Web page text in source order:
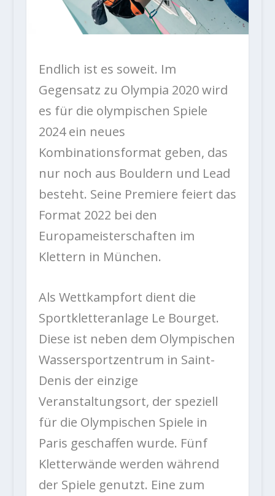
Endlich ist es soweit. Im
Gegensatz zu Olympia 2020 wird
es für die olympischen Spiele
2024 ein neues
Kombinationsformat geben, das
nur noch aus Bouldern und Lead
besteht. Seine Premiere feiert das
Format 2022 bei den
Europameisterschaften im
Klettern in München.
Als Wettkampfort dient die
Sportkletteranlage Le Bourget.
Diese ist neben dem Olympischen
Wassersportzentrum in Saint-
Denis der einzige
Veranstaltungsort, der speziell
für die Olympischen Spiele in
Paris geschaffen wurde. Fünf
Kletterwände werden während
der Spiele genutzt. Eine zum